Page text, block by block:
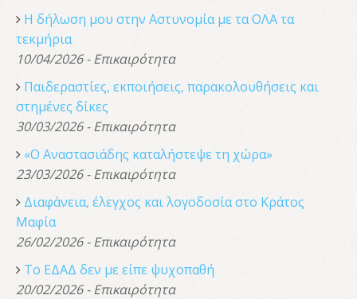
Η δήλωση μου στην Αστυνομία με τα ΟΛΑ τα
τεκμήρια
10/04/2026 - Επικαιρότητα
Παιδεραστίες, εκποιήσεις, παρακολουθήσεις και
στημένες δίκες
30/03/2026 - Επικαιρότητα
«Ο Αναστασιάδης καταλήστεψε τη χώρα»
23/03/2026 - Επικαιρότητα
Διαφάνεια, έλεγχος και λογοδοσία στο Κράτος
Μαφία
26/02/2026 - Επικαιρότητα
Το ΕΔΑΔ δεν με είπε ψυχοπαθή
20/02/2026 - Επικαιρότητα